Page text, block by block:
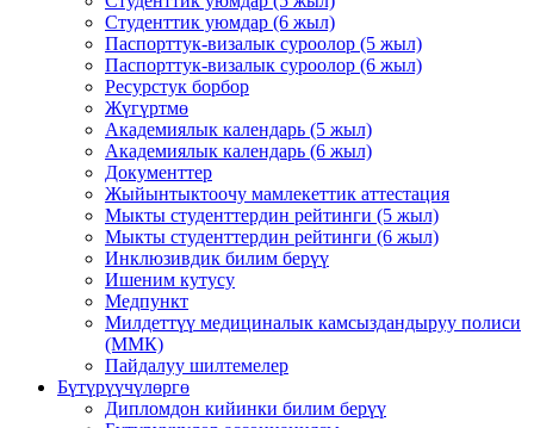
Студенттик уюмдар (6 жыл)
Паспорттук-визалык суроолор (5 жыл)
Паспорттук-визалык суроолор (6 жыл)
Ресурстук борбор
Жүгүртмө
Академиялык календарь (5 жыл)
Академиялык календарь (6 жыл)
Документтер
Жыйынтыктоочу мамлекеттик аттестация
Мыкты студенттердин рейтинги (5 жыл)
Мыкты студенттердин рейтинги (6 жыл)
Инклюзивдик билим берүү
Ишеним кутусу
Медпункт
Милдеттүү медициналык камсыздандыруу полиси
(ММК)
Пайдалуу шилтемелер
Бүтүрүүчүлөргө
Дипломдон кийинки билим берүү